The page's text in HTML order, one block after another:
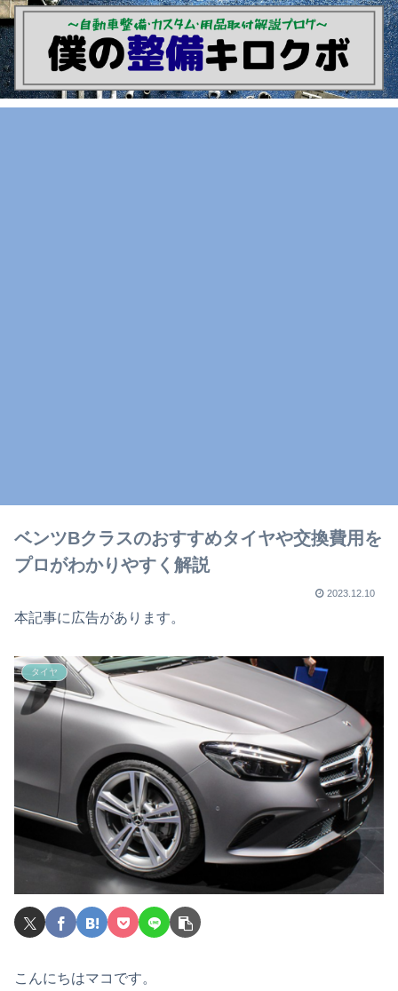
ベンツBクラスのおすすめタイヤや交換費用を
プロがわかりやすく解説
2023.12.10
本記事に広告があります。
タイヤ
こんにちはマコです。